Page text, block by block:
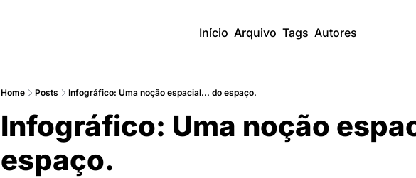
Início Arquivo Tags Autores
Home Posts Infográfico: Uma noção espacial... do espaço.
Infográfico: Uma noção
espaço.